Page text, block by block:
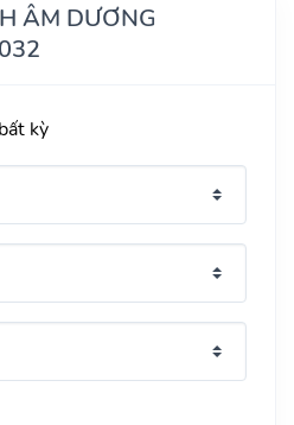
ÂM DƯƠNG
kỳ